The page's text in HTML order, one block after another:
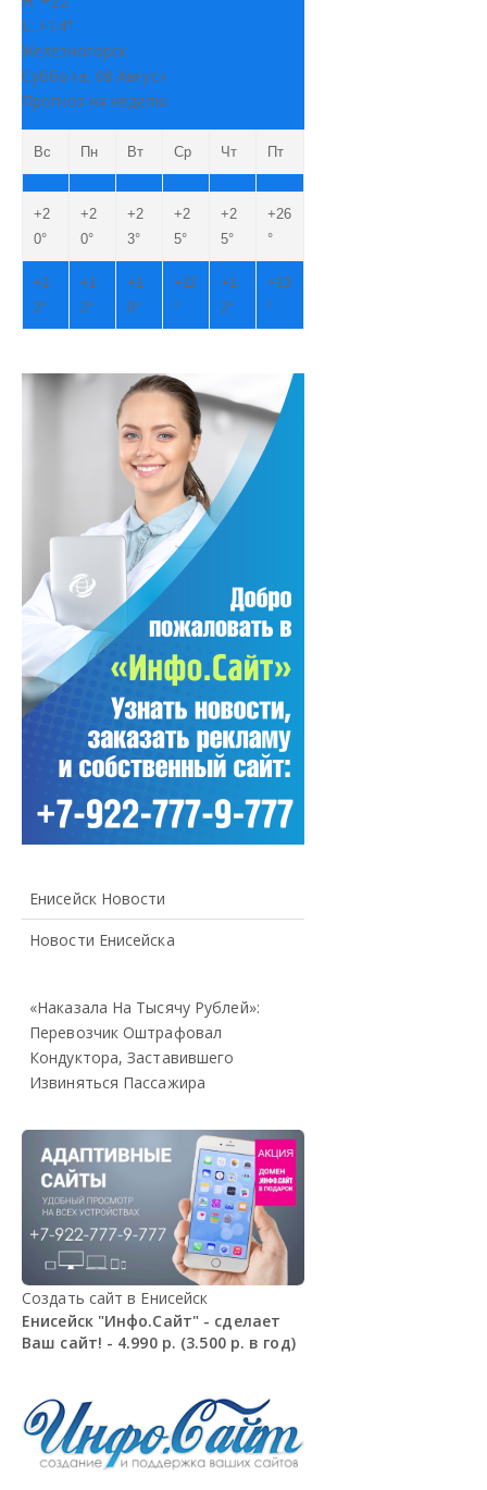
L: +14°
Железногорск
Суббота, 08 Август
Прогноз на неделю
Вс Пн Вт Ср Чт Пт
+2
0°
+2
0°
+2
3°
+2
5°
+2
5°
+26
°
+1
2°
+1
2°
+1
0°
+11
°
+1
2°
+13
°
Енисейск Новости
Новости Енисейска
«Наказала На Тысячу Рублей»:
Перевозчик Оштрафовал
Кондуктора, Заставившего
Извиняться Пассажира
Создать сайт в Енисейск
Енисейск "Инфо.Сайт" - сделает
Ваш сайт! - 4.990 р. (3.500 р. в год)